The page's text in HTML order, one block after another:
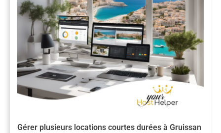
Gérer plusieurs locations courtes durées à Gruissan